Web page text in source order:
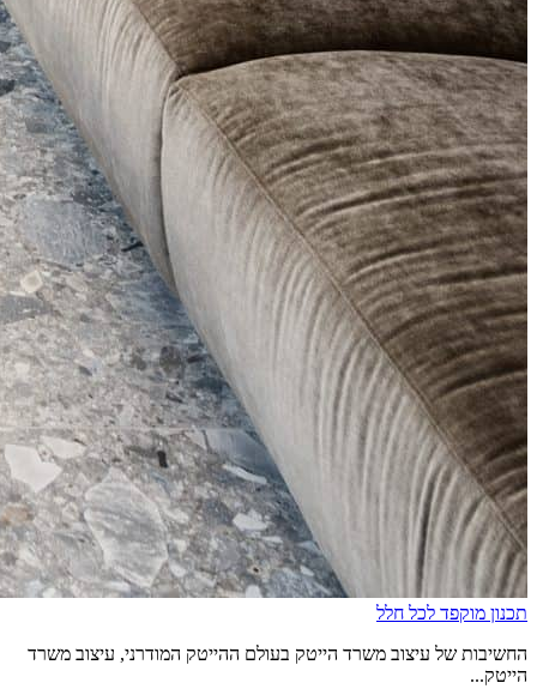
תכנון מוקפד לכל חלל
החשיבות של עיצוב משרד הייטק בעולם ההייטק המודרני, עיצוב משרד
הייטק...